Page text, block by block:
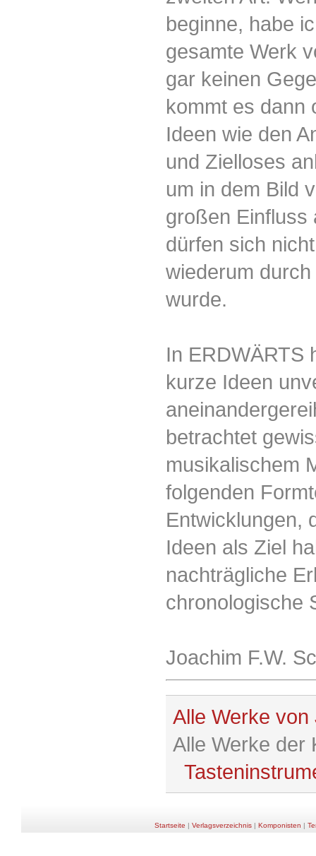
beginne, habe
gesamte Werk
gar keinen
kommt es dann
Ideen wie den
und Zielloses
um in dem Bild
großen Einfluss
dürfen sich
wiederum
wurde.
In ERDWÄRTS
kurze Ideen
betrachtet
musikalischem
folgenden
Entwicklungen,
Ideen als Ziel
nachträgliche
chronologische
Joachim F.W.
Alle Werke von
Alle Werke
Startseite | Verlagsverzeichnis| Komponisten |